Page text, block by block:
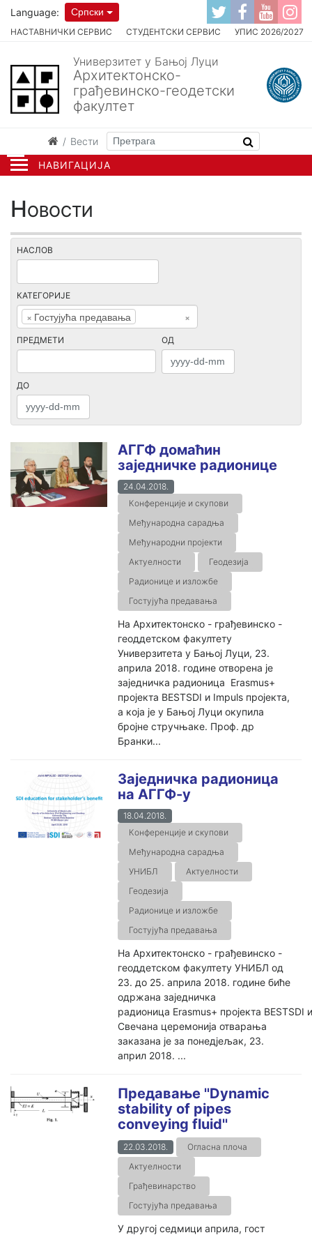
НАВИГАЦИЈА
НАСТАВНИЧКИ СЕРВИС СТУДЕНТСКИ СЕРВИС УПИС 2026/2027
Language: Српски
Универзитет у Бањој Луци
Архитектонско-
грађевинско-геодетски
факултет
Вести
Новости
НАСЛОВ
КАТЕГОРИЈЕ
×
× Гостујућа предавања
ПРЕДМЕТИ ОД
ДО
АГГФ домаћин
заједничке радионице
24.04.2018.
Конференције и скупови
Међународна сарадња
Међународни пројекти
Актуелности
Геодезија
Радионице и изложбе
Гостујућа предавања
На Архитектонско - грађевинско -
геоддетском факултету
Универзитета у Бањој Луци, 23.
априла 2018. године отворена је
заједничка радионица Erasmus+
пројекта BESTSDI и Impuls пројекта,
а која је у Бањој Луци окупила
бројне стручњаке. Проф. др
Бранки...
Заједничка радионица
на АГГФ-у
18.04.2018.
Конференције и скупови
Међународна сарадња
УНИБЛ
Актуелности
Геодезија
Радионице и изложбе
Гостујућа предавања
На Архитектонско - грађевинско -
геоддетском факултету УНИБЛ од
23. до 25. априла 2018. године биће
одржана заједничка
радионица Erasmus+ пројекта BESTSDI
Свечана церемонија отварања
заказана је за понедјељак, 23.
април 2018. ...
Предавање ''Dynamic
stability of pipes
conveying fluid''
22.03.2018.
Огласна плоча
Актуелности
Грађевинарство
Гостујућа предавања
У другој седмици априла, гост